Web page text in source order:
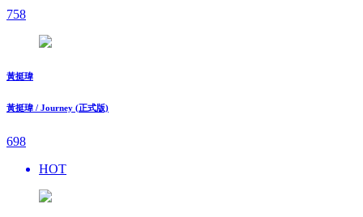
758
黃挺瑋
黃挺瑋 / Journey (正式版)
698
HOT